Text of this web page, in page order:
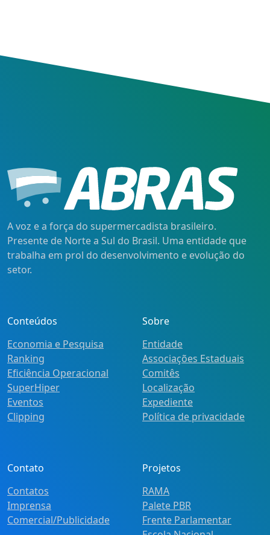
A voz e a força do supermercadista brasileiro.
Presente de Norte a Sul do Brasil. Uma entidade que
trabalha em prol do desenvolvimento e evolução do
setor.
Conteúdos
Economia e Pesquisa
Ranking
Eficiência Operacional
SuperHiper
Eventos
Clipping
Sobre
Entidade
Associações Estaduais
Comitês
Localização
Expediente
Política de privacidade
Contato
Contatos
Imprensa
Comercial/Publicidade
Projetos
RAMA
Palete PBR
Frente Parlamentar